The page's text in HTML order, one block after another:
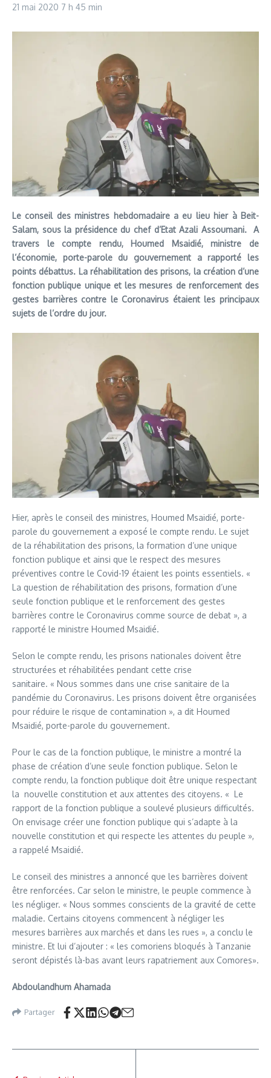
21 mai 2020 7 h 45 min
Le conseil des ministres hebdomadaire a eu lieu hier à Beit-
Salam, sous la présidence du chef d’Etat Azali Assoumani. A
travers le compte rendu, Houmed Msaidié, ministre de
l’économie, porte-parole du gouvernement a rapporté les
points débattus. La réhabilitation des prisons, la création d’une
fonction publique unique et les mesures de renforcement des
gestes barrières contre le Coronavirus étaient les principaux
sujets de l’ordre du jour.
Hier, après le conseil des ministres, Houmed Msaidié, porte-
parole du gouvernement a exposé le compte rendu. Le sujet
de la réhabilitation des prisons, la formation d’une unique
fonction publique et ainsi que le respect des mesures
préventives contre le Covid-19 étaient les points essentiels. «
La question de réhabilitation des prisons, formation d’une
seule fonction publique et le renforcement des gestes
barrières contre le Coronavirus comme source de debat », a
rapporté le ministre Houmed Msaidié.
Selon le compte rendu, les prisons nationales doivent être
structurées et réhabilitées pendant cette crise
sanitaire. « Nous sommes dans une crise sanitaire de la
pandémie du Coronavirus. Les prisons doivent être organisées
pour réduire le risque de contamination », a dit Houmed
Msaidié, porte-parole du gouvernement.
Pour le cas de la fonction publique, le ministre a montré la
phase de création d’une seule fonction publique. Selon le
compte rendu, la fonction publique doit être unique respectant
la nouvelle constitution et aux attentes des citoyens. « Le
rapport de la fonction publique a soulevé plusieurs difficultés.
On envisage créer une fonction publique qui s’adapte à la
nouvelle constitution et qui respecte les attentes du peuple »,
a rappelé Msaidié.
Le conseil des ministres a annoncé que les barrières doivent
être renforcées. Car selon le ministre, le peuple commence à
les négliger. « Nous sommes conscients de la gravité de cette
maladie. Certains citoyens commencent à négliger les
mesures barrières aux marchés et dans les rues », a conclu le
ministre. Et lui d’ajouter : « les comoriens bloqués à Tanzanie
seront dépistés là-bas avant leurs rapatriement aux Comores».
Abdoulandhum Ahamada
Partager